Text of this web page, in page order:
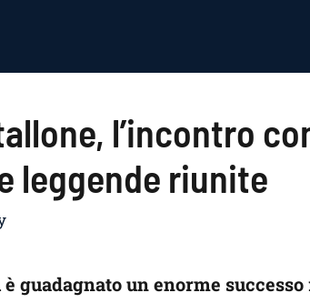
l’incontro
leggende riunite
guadagnato un enorme